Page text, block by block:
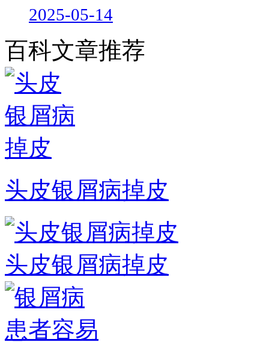
2025-05-14
百科文章推荐
头皮银屑病掉皮
头皮银屑病掉皮